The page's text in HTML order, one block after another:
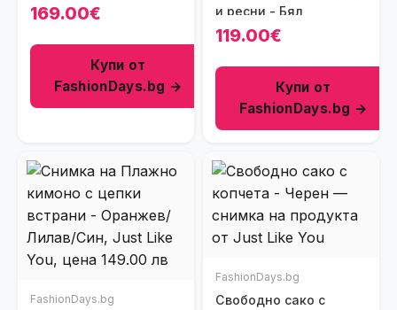
169.00€
Купи от
FashionDays.bg →
и ресни - Бял
119.00€
Купи от
FashionDays.bg →
FashionDays.bg
FashionDays.bg
Свободно сако с